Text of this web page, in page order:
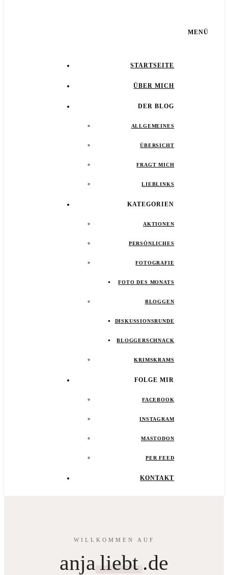
MENÜ
STARTSEITE
ÜBER MICH
DER BLOG
ALLGEMEINES
ÜBERSICHT
FRAGT MICH
LIEBLINKS
KATEGORIEN
AKTIONEN
PERSÖNLICHES
FOTOGRAFIE
FOTO DES MONATS
BLOGGEN
DISKUSSIONSRUNDE
BLOGGERSCHNACK
KRIMSKRAMS
FOLGE MIR
FACEBOOK
INSTAGRAM
MASTODON
PER FEED
KONTAKT
WILLKOMMEN AUF
anja liebt .de